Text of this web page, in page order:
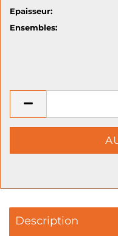
Epaisseur:
Ensembles:
Description